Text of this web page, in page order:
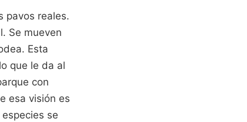
pavos reales.
Se mueven
Esta
que le da al
con
esa visión es
se